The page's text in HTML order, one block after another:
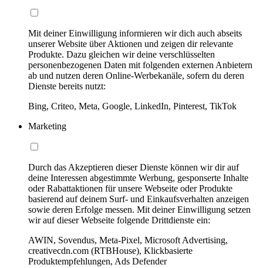
Mit deiner Einwilligung informieren wir dich auch abseits
unserer Website über Aktionen und zeigen dir relevante
Produkte. Dazu gleichen wir deine verschlüsselten
personenbezogenen Daten mit folgenden externen Anbietern
ab und nutzen deren Online-Werbekanäle, sofern du deren
Dienste bereits nutzt:
Bing, Criteo, Meta, Google, LinkedIn, Pinterest, TikTok
Marketing
Durch das Akzeptieren dieser Dienste können wir dir auf
deine Interessen abgestimmte Werbung, gesponserte Inhalte
oder Rabattaktionen für unsere Webseite oder Produkte
basierend auf deinem Surf- und Einkaufsverhalten anzeigen
sowie deren Erfolge messen. Mit deiner Einwilligung setzen
wir auf dieser Webseite folgende Drittdienste ein:
AWIN, Sovendus, Meta-Pixel, Microsoft Advertising,
creativecdn.com (RTBHouse), Klickbasierte
Produktempfehlungen, Ads Defender